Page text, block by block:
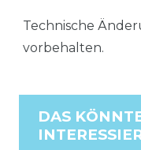
Technische
vorbehalten.
DAS